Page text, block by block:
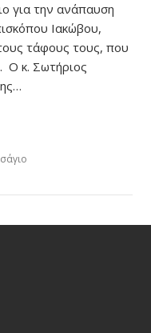
για την ανάπαυση
Ιακώβου,
τάφους τους, που
Ο κ. Σωτήριος